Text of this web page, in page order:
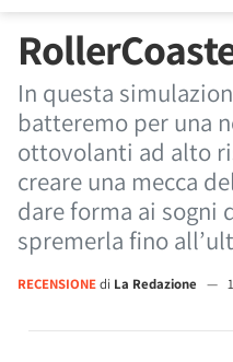
In questa
batteremo per una
ottovolanti ad alto
creare una mecca
dare forma ai sogni
spremerla fino
RECENSIONEdi La Redazione —